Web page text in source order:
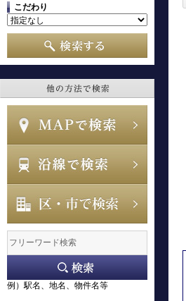
こだわり
例）駅名、地名、物件名等